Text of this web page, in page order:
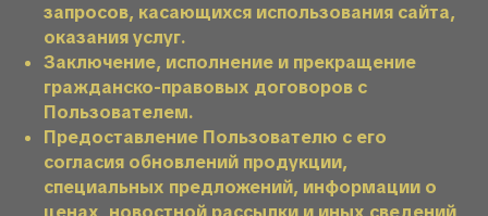
запросов, касающихся использования сайта,
оказания услуг.
Заключение, исполнение и прекращение
гражданско-правовых договоров с
Пользователем.
Предоставление Пользователю с его
согласия обновлений продукции,
специальных предложений, информации о